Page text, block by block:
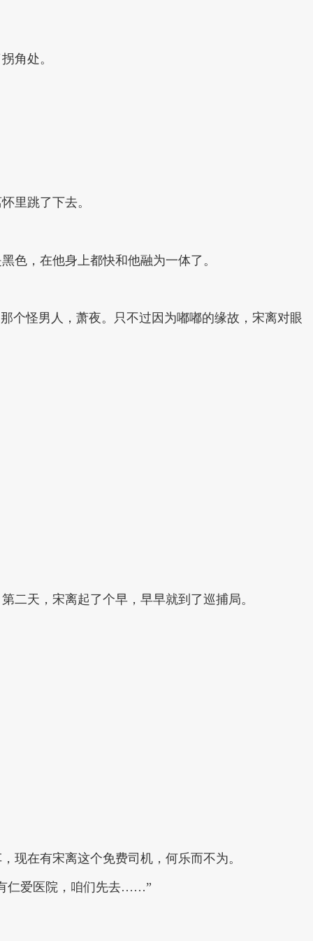
角处。
里跳了下去。
色，在他身上都快和他融为一体了。
个怪男人，萧夜。只不过因为嘟嘟的缘故，宋离对眼
二天，宋离起了个早，早早就到了巡捕局。
现在有宋离这个免费司机，何乐而不为。
仁爱医院，咱们先去……”